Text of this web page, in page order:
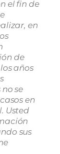
el fin de
en
de
años
se
en
Usted
sus